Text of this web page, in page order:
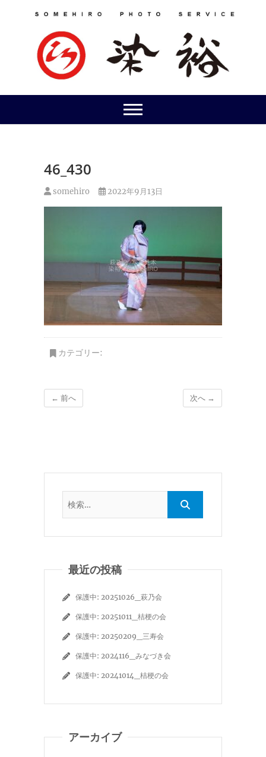
46_430
somehiro 2022年9月13日
カテゴリー:
← 前へ 次へ →
最近の投稿
保護中: 20251026_萩乃会
保護中: 20251011_桔梗の会
保護中: 20250209_三寿会
保護中: 2024116_みなづき会
保護中: 20241014_桔梗の会
アーカイブ